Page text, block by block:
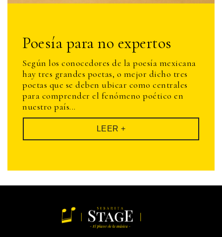
Poesía para no expertos
Según los conocedores de la poesía mexicana
hay tres grandes poetas, o mejor dicho tres
poetas que se deben ubicar como centrales
para comprender el fenómeno poético en
nuestro país...
LEER +